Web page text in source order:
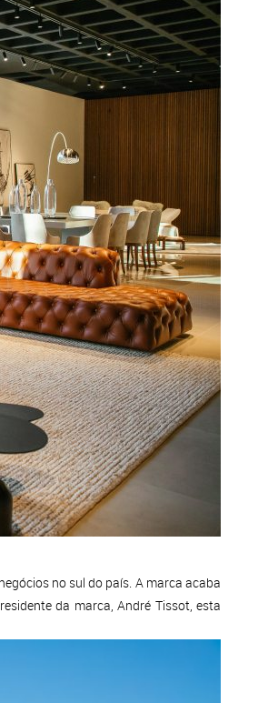
no sul do país. A marca acaba
da marca, André Tissot, esta